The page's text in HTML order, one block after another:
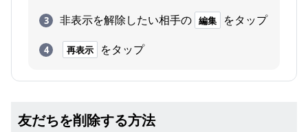
非表示を解除したい相手の 編集 をタップ
再表示 をタップ
友だちを削除する方法